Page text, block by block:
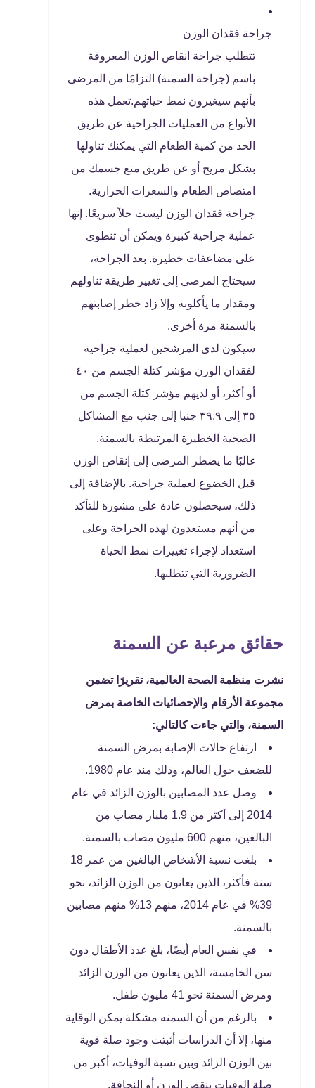
جراحة فقدان الوزن
تتطلب جراحة انقاص الوزن المعروفة
باسم (جراحة السمنة) التزامًا من المرضى
بأنهم سيغيرون نمط حياتهم.تعمل هذه
الأنواع من العمليات الجراحية عن طريق
الحد من كمية الطعام التي يمكنك تناولها
بشكل مريح أو عن طريق منع جسمك من
امتصاص الطعام والسعرات الحرارية.
جراحة فقدان الوزن ليست حلاً سريعًا. إنها
عملية جراحية كبيرة ويمكن أن تنطوي
على مضاعفات خطيرة. بعد الجراحة،
سيحتاج المرضى إلى تغيير طريقة تناولهم
ومقدار ما يأكلونه وإلا زاد خطر إصابتهم
بالسمنة مرة أخرى.
سيكون لدى المرشحين لعملية جراحية
لفقدان الوزن مؤشر كتلة الجسم من ٤٠
أو أكثر، أو لديهم مؤشر كتلة الجسم من
٣٥ إلى ٣٩.٩ جنبا إلى جنب مع المشاكل
الصحية الخطيرة المرتبطة بالسمنة.
غالبًا ما يضطر المرضى إلى إنقاص الوزن
قبل الخضوع لعملية جراحية. بالإضافة إلى
ذلك، سيحصلون عادة على مشورة للتأكد
من أنهم مستعدون لهذه الجراحة وعلى
استعداد لإجراء تغييرات نمط الحياة
الضرورية التي تتطلبها.
حقائق مرعبة عن السمنة
نشرت منظمة الصحة العالمية، تقريرًا تضمن
مجموعة الأرقام والإحصائيات الخاصة بمرض
السمنة، والتي جاءت كالتالي:
ارتفاع حالات الإصابة بمرض السمنة
للضعف حول العالم، وذلك منذ عام 1980.
وصل عدد المصابين بالوزن الزائد في عام
2014 إلى أكثر من 1.9 مليار مصاب من
البالغين، منهم 600 مليون مصاب بالسمنة.
بلغت نسبة الأشخاص البالغين من عمر 18
سنة فأكثر، الذين يعانون من الوزن الزائد، نحو
39% في عام 2014، منهم 13% منهم مصابين
بالسمنة.
في نفس العام أيضًا، بلغ عدد الأطفال دون
سن الخامسة، الذين يعانون من الوزن الزائد
ومرض السمنة نحو 41 مليون طفل.
بالرغم من أن السمنه مشكلة يمكن الوقاية
منها، إلا أن الدراسات أثبتت وجود صلة قوية
بين الوزن الزائد وبين نسبة الوفيات، أكبر من
صلة الوفيات بنقص الوزن أو النحافة.